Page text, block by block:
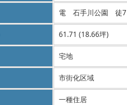
電 石手川公園 徒7
61.71 (18.66坪)
宅地
市街化区域
一種住居